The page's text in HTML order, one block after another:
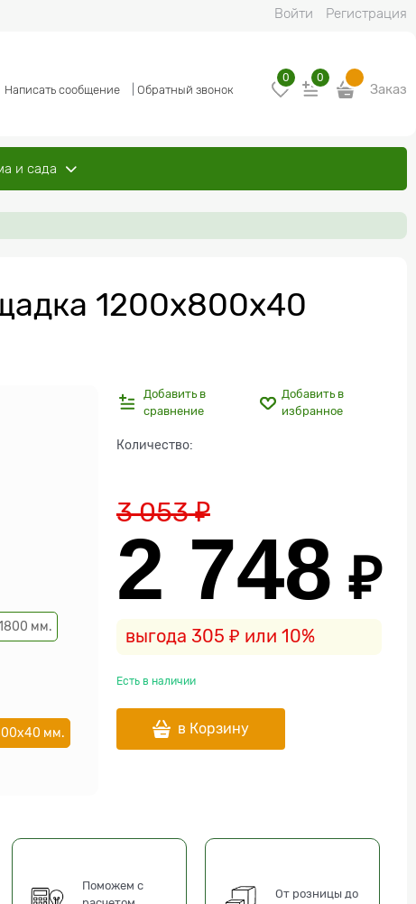
Войти Регистрация
Написать сообщение Обратный звонок
0 0
Заказ
и сада
1200х800х40
мм.
мм.
Добавить в
сравнение
Добавить в
избранное
Количество:
3 053 ₽
2 748 ₽
выгода 305 ₽ или 10%
Есть в наличии
в Корзину
Поможем с
От розницы до